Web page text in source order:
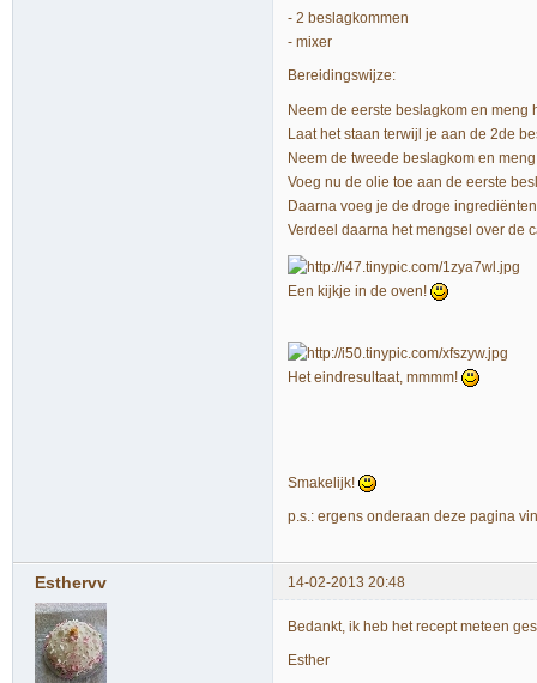
- 2 beslagkommen
- mixer
Bereidingswijze:
Neem de eerste beslagkom en meng
Laat het staan terwijl je aan de 2de
Neem de tweede beslagkom en
Voeg nu de olie toe aan de eerste
Daarna voeg je de droge
Verdeel daarna het mengsel over de
Een kijkje in de oven!
Het eindresultaat, mmmm!
Smakelijk!
p.s.: ergens onderaan deze pagina
Esthervv 14-02-2013 20:48
Bedankt, ik heb het recept meteen
Esther